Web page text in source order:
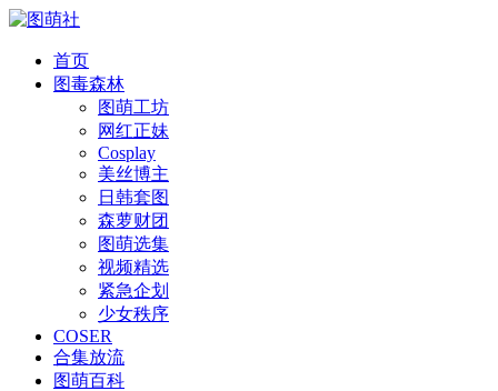
首页
图毒森林
图萌工坊
网红正妹
Cosplay
美丝博主
日韩套图
森萝财团
图萌选集
视频精选
紧急企划
少女秩序
COSER
合集放流
图萌百科